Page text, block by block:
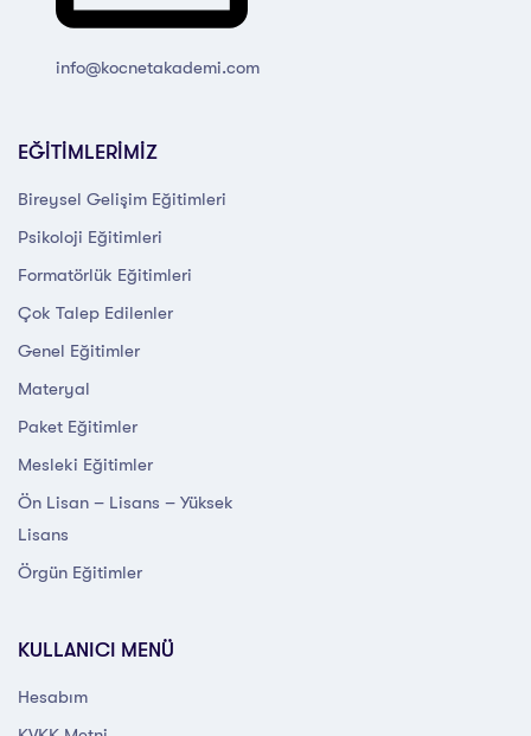
info@kocnetakademi.com
EĞİTİMLERİMİZ
Bireysel Gelişim Eğitimleri
Psikoloji Eğitimleri
Formatörlük Eğitimleri
Çok Talep Edilenler
Genel Eğitimler
Materyal
Paket Eğitimler
Mesleki Eğitimler
Ön Lisan – Lisans – Yüksek
Lisans
Örgün Eğitimler
KULLANICI MENÜ
Hesabım